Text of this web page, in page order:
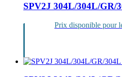
SPV2J 304L/304L/GR/
Prix disponible pour